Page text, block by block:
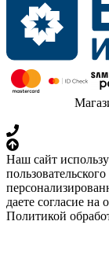
Наш сайт
даете согласие на
Политикой